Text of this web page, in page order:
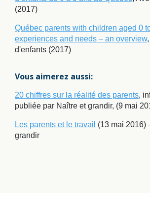
(2017)
Québec parents with children aged 0
experiences and needs – an overview
d'enfants (2017)
Vous aimerez aussi:
20 chiffres sur la réalité des parents,
publiée par Naître et grandir, (9 mai
Les parents et le travail (13 mai 2016)
grandir